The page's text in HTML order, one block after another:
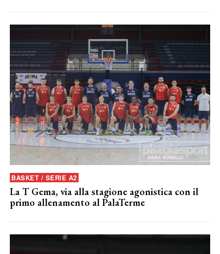
BASKET / SERIE A2
La T Gema, via alla stagione agonistica con il
primo allenamento al PalaTerme